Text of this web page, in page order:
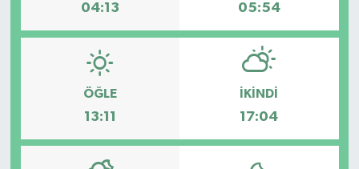
04:13 05:54
ÖĞLE
13:11
İKINDI
17:04